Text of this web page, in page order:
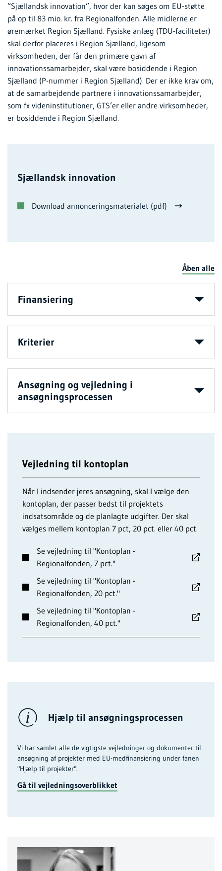
”Sjællandsk innovation”, hvor der kan søges om EU-støtte
på op til 83 mio. kr. fra Regionalfonden. Alle midlerne er
øremærket Region Sjælland. Fysiske anlæg (TDU-faciliteter)
skal derfor placeres i Region Sjælland, ligesom
virksomheden, der får den primære gavn af
innovationssamarbejder, skal være bosiddende i Region
Sjælland (P-nummer i Region Sjælland). Der er ikke krav om,
at de samarbejdende partnere i innovationssamarbejder,
som fx videninstitutioner, GTS’er eller andre virksomheder,
er bosiddende i Region Sjælland.
Sjællandsk innovation
Download annonceringsmaterialet (pdf)
Åben alle
Finansiering
Kriterier
Ansøgning og vejledning i
ansøgningsprocessen
Vejledning til kontoplan
Når I indsender jeres ansøgning, skal I vælge den
kontoplan, der passer bedst til projektets
indsatsområde og de planlagte udgifter. Der skal
vælges mellem kontoplan 7 pct, 20 pct. eller 40 pct.
Se vejledning til "Kontoplan -
Regionalfonden, 7 pct."
Se vejledning til "Kontoplan -
Regionalfonden, 20 pct."
Se vejledning til "Kontoplan -
Regionalfonden, 40 pct."
Hjælp til ansøgningsprocessen
Vi har samlet alle de vigtigste vejledninger og dokumenter til
ansøgning af projekter med EU-medfinansiering under fanen
"Hjælp til projekter".
Gå til vejledningsoverblikket